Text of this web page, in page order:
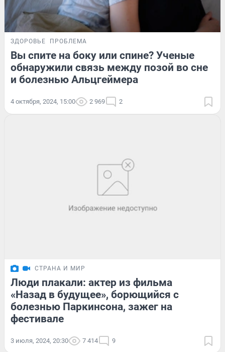
ЗДОРОВЬЕ ПРОБЛЕМА
Вы спите на боку или спине? Ученые
обнаружили связь между позой во сне
и болезнью Альцгеймера
4 октября, 2024, 15:00 2 969 2
СТРАНА И МИР
Люди плакали: актер из фильма
«Назад в будущее», борющийся с
болезнью Паркинсона, зажег на
фестивале
3 июля, 2024, 20:30 7 414 9